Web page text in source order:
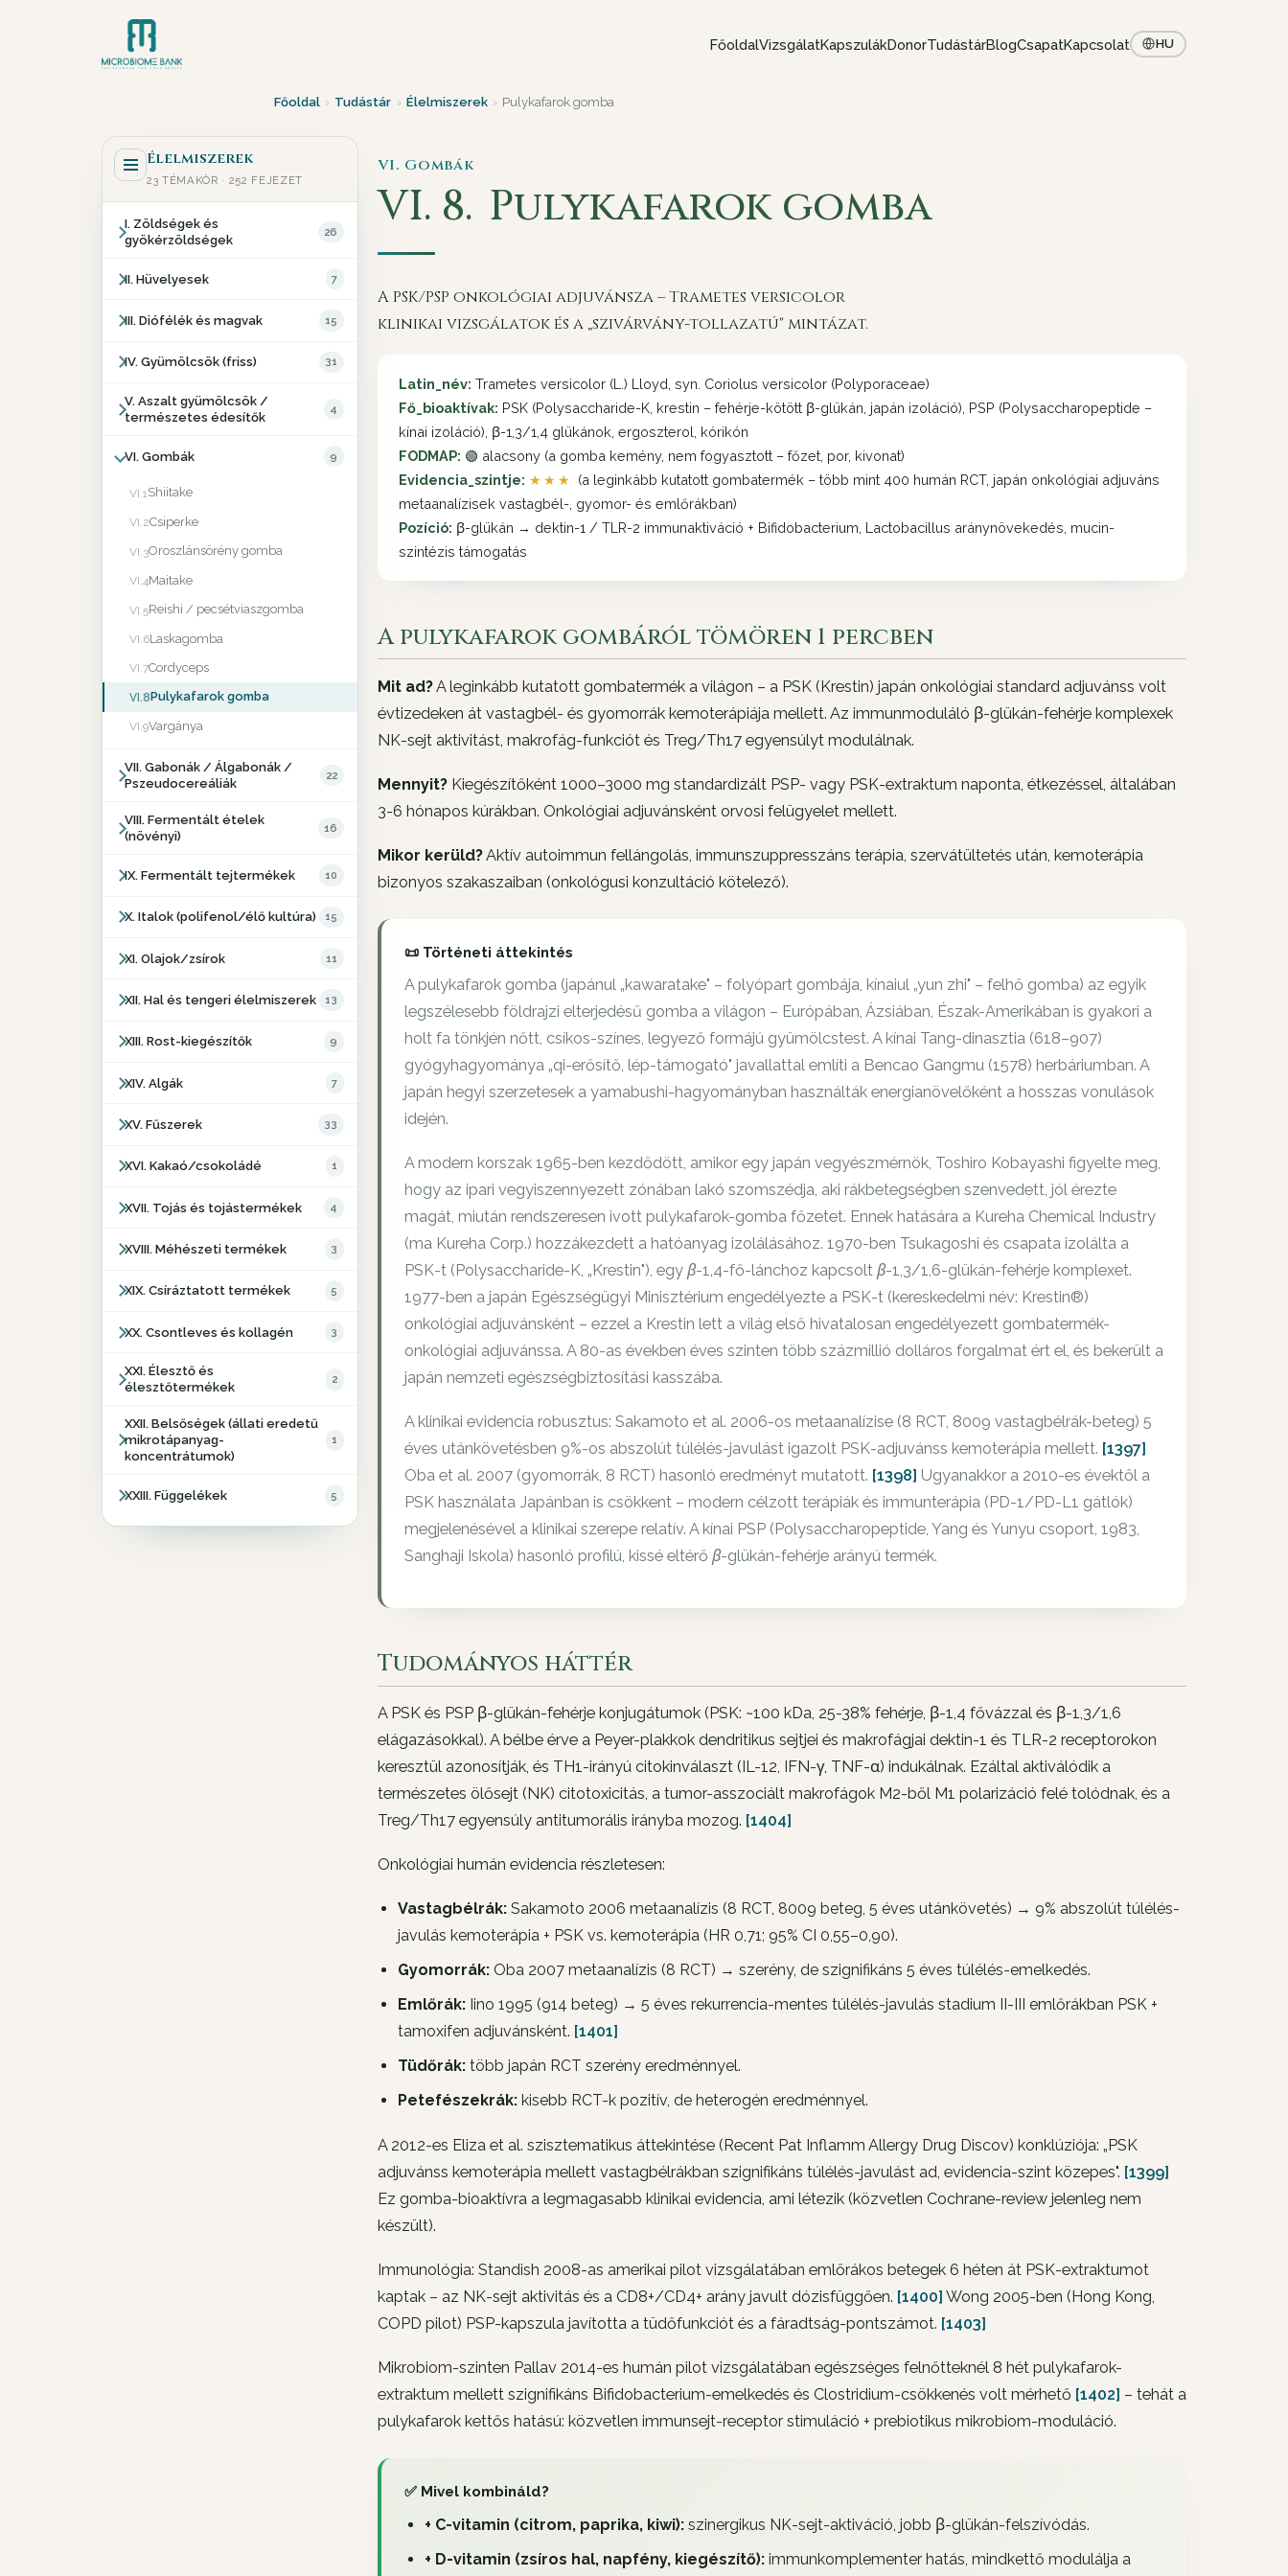
FőoldalVizsgálatKapszulákDonorTudástárBlogCsapatKapcsolat HU
Főoldal › Tudástár › Élelmiszerek › Pulykafarok gomba
Élelmiszerek
23 TÉMAKÖR · 252 FEJEZET
I. Zöldségek és
gyökérzöldségek
26
II. Hüvelyesek 7
III. Diófélék és magvak 15
IV. Gyümölcsök (friss) 31
V. Aszalt gyümölcsök /
természetes édesítők
4
VI. Gombák 9
VI.1Shiitake
VI.2Csiperke
VI.3Oroszlánsörény gomba
VI.4Maitake
VI.5Reishi / pecsétviaszgomba
VI.6Laskagomba
VI.7Cordyceps
VI.8Pulykafarok gomba
VI.9Vargánya
VII. Gabonák / Álgabonák /
Pszeudocereáliák
22
VIII. Fermentált ételek
(növényi)
16
IX. Fermentált tejtermékek 10
X. Italok (polifenol/élő kultúra) 15
XI. Olajok/zsírok 11
XII. Hal és tengeri élelmiszerek 13
XIII. Rost-kiegészítők 9
XIV. Algák 7
XV. Fűszerek 33
XVI. Kakaó/csokoládé 1
XVII. Tojás és tojástermékek 4
XVIII. Méhészeti termékek 3
XIX. Csíráztatott termékek 5
XX. Csontleves és kollagén 3
XXI. Élesztő és
élesztőtermékek
2
XXII. Belsőségek (állati eredetű
mikrotápanyag-
koncentrátumok)
1
XXIII. Függelékek 5
VI. Gombák
VI. 8. Pulykafarok gomba
A PSK/PSP onkológiai adjuvánsza – Trametes versicolor
klinikai vizsgálatok és a „szivárvány-tollazatú" mintázat.
Latin_név: Trametes versicolor (L.) Lloyd, syn. Coriolus versicolor (Polyporaceae)
Fő_bioaktívak: PSK (Polysaccharide-K, krestin – fehérje-kötött β-glükán, japán izoláció), PSP (Polysaccharopeptide –
kínai izoláció), β-1,3/1,4 glükánok, ergoszterol, kórikón
FODMAP: 🟢 alacsony (a gomba kemény, nem fogyasztott – főzet, por, kivonat)
Evidencia_szintje: ★★★ (a leginkább kutatott gombatermék – több mint 400 humán RCT, japán onkológiai adjuváns
metaanalízisek vastagbél-, gyomor- és emlőrákban)
Pozíció: β-glükán → dektin-1 / TLR-2 immunaktiváció + Bifidobacterium, Lactobacillus aránynövekedés, mucin-
szintézis támogatás
A pulykafarok gombáról tömören 1 percben
Mit ad?A leginkább kutatott gombatermék a világon – a PSK (Krestin) japán onkológiai standard adjuvánss volt
évtizedeken át vastagbél- és gyomorrák kemoterápiája mellett. Az immunmoduláló β-glükán-fehérje komplexek
NK-sejt aktivitást, makrofág-funkciót és Treg/Th17 egyensúlyt modulálnak.
Mennyit? Kiegészítőként 1000–3000 mg standardizált PSP- vagy PSK-extraktum naponta, étkezéssel, általában
3-6 hónapos kúrákban. Onkológiai adjuvánsként orvosi felügyelet mellett.
Mikor kerüld?Aktív autoimmun fellángolás, immunszuppresszáns terápia, szervátültetés után, kemoterápia
bizonyos szakaszaiban (onkológusi konzultáció kötelező).
📜 Történeti áttekintés
A pulykafarok gomba (japánul „kawaratake" – folyópart gombája, kínaiul „yun zhi" – felhő gomba) az egyik
legszélesebb földrajzi elterjedésű gomba a világon – Európában, Ázsiában, Észak-Amerikában is gyakori a
holt fa tönkjén nőtt, csíkos-színes, legyező formájú gyümölcstest. A kínai Tang-dinasztia (618–907)
gyógyhagyománya „qi-erősítő, lép-támogató" javallattal említi a Bencao Gangmu (1578) herbáriumban. A
japán hegyi szerzetesek a yamabushi-hagyományban használták energianövelőként a hosszas vonulások
idején.
A modern korszak 1965-ben kezdődött, amikor egy japán vegyészmérnök, Toshiro Kobayashi figyelte meg,
hogy az ipari vegyiszennyezett zónában lakó szomszédja, aki rákbetegségben szenvedett, jól érezte
magát, miután rendszeresen ivott pulykafarok-gomba főzetet. Ennek hatására a Kureha Chemical Industry
(ma Kureha Corp.) hozzákezdett a hatóanyag izolálásához. 1970-ben Tsukagoshi és csapata izolálta a
PSK-t (Polysaccharide-K, „Krestin"), egy β-1,4-fő-lánchoz kapcsolt β-1,3/1,6-glükán-fehérje komplexet.
1977-ben a japán Egészségügyi Minisztérium engedélyezte a PSK-t (kereskedelmi név: Krestin®)
onkológiai adjuvánsként – ezzel a Krestin lett a világ első hivatalosan engedélyezett gombatermék-
onkológiai adjuvánssa. A 80-as években éves szinten több százmillió dolláros forgalmat ért el, és bekerült a
japán nemzeti egészségbiztosítási kasszába.
A klinikai evidencia robusztus: Sakamoto et al. 2006-os metaanalízise (8 RCT, 8009 vastagbélrák-beteg) 5
éves utánkövetésben 9%-os abszolút túlélés-javulást igazolt PSK-adjuvánss kemoterápia mellett. [1397]
Oba et al. 2007 (gyomorrák, 8 RCT) hasonló eredményt mutatott. [1398] Ugyanakkor a 2010-es évektől a
PSK használata Japánban is csökkent – modern célzott terápiák és immunterápia (PD-1/PD-L1 gátlók)
megjelenésével a klinikai szerepe relatív. A kínai PSP (Polysaccharopeptide, Yang és Yunyu csoport, 1983,
Sanghaji Iskola) hasonló profilú, kissé eltérő β-glükán-fehérje arányú termék.
Tudományos háttér
A PSK és PSP β-glükán-fehérje konjugátumok (PSK: ~100 kDa, 25-38% fehérje, β-1,4 fővázzal és β-1,3/1,6
elágazásokkal). A bélbe érve a Peyer-plakkok dendritikus sejtjei és makrofágjai dektin-1 és TLR-2 receptorokon
keresztül azonosítják, és TH1-irányú citokinválaszt (IL-12, IFN-γ, TNF-α) indukálnak. Ezáltal aktiválódik a
természetes ölősejt (NK) citotoxicitás, a tumor-asszociált makrofágok M2-ből M1 polarizáció felé tolódnak, és a
Treg/Th17 egyensúly antitumorális irányba mozog. [1404]
Onkológiai humán evidencia részletesen:
Vastagbélrák:Sakamoto 2006 metaanalízis (8 RCT, 8009 beteg, 5 éves utánkövetés) → 9% abszolút túlélés-
javulás kemoterápia + PSK vs. kemoterápia (HR 0,71; 95% CI 0,55–0,90).
Gyomorrák:Oba 2007 metaanalízis (8 RCT) → szerény, de szignifikáns 5 éves túlélés-emelkedés.
Emlőrák:Iino 1995 (914 beteg) → 5 éves rekurrencia-mentes túlélés-javulás stadium II-III emlőrákban PSK +
tamoxifen adjuvánsként. [1401]
Tüdőrák:több japán RCT szerény eredménnyel.
Petefészekrák:kisebb RCT-k pozitív, de heterogén eredménnyel.
A 2012-es Eliza et al. szisztematikus áttekintése ( Recent Pat Inflamm Allergy Drug Discov) konklúziója: „PSK
adjuvánss kemoterápia mellett vastagbélrákban szignifikáns túlélés-javulást ad, evidencia-szint közepes". [1399]
Ez gomba-bioaktívra a legmagasabb klinikai evidencia, ami létezik (közvetlen Cochrane-review jelenleg nem
készült).
Immunológia: Standish 2008-as amerikai pilot vizsgálatában emlőrákos betegek 6 héten át PSK-extraktumot
kaptak – az NK-sejt aktivitás és a CD8+/CD4+ arány javult dózisfüggően. [1400] Wong 2005-ben (Hong Kong,
COPD pilot) PSP-kapszula javította a tüdőfunkciót és a fáradtság-pontszámot. [1403]
Mikrobiom-szinten Pallav 2014-es humán pilot vizsgálatában egészséges felnőtteknél 8 hét pulykafarok-
extraktum mellett szignifikáns Bifidobacterium-emelkedés és Clostridium-csökkenés volt mérhető [1402] – tehát a
pulykafarok kettős hatású: közvetlen immunsejt-receptor stimuláció + prebiotikus mikrobiom-moduláció.
✅ Mivel kombináld?
+ C-vitamin (citrom, paprika, kiwi):szinergikus NK-sejt-aktiváció, jobb β-glükán-felszívódás.
+ D-vitamin (zsíros hal, napfény, kiegészítő):immunkomplementer hatás, mindkettő modulálja a